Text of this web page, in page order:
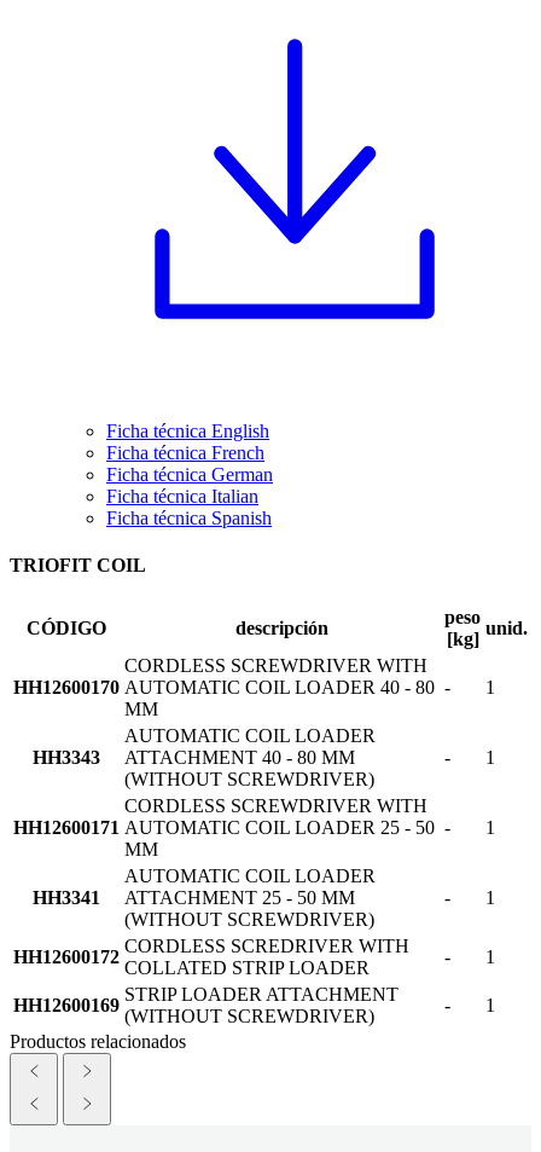
Ficha técnica English
Ficha técnica French
Ficha técnica German
Ficha técnica Italian
Ficha técnica Spanish
TRIOFIT COIL
CÓDIGO descripción
peso
[kg]
unid.
HH12600170
CORDLESS SCREWDRIVER WITH
AUTOMATIC COIL LOADER 40 - 80
MM
- 1
HH3343
AUTOMATIC COIL LOADER
ATTACHMENT 40 - 80 MM
(WITHOUT SCREWDRIVER)
- 1
HH12600171
CORDLESS SCREWDRIVER WITH
AUTOMATIC COIL LOADER 25 - 50
MM
- 1
HH3341
AUTOMATIC COIL LOADER
ATTACHMENT 25 - 50 MM
(WITHOUT SCREWDRIVER)
- 1
HH12600172
CORDLESS SCREDRIVER WITH
COLLATED STRIP LOADER
- 1
HH12600169
STRIP LOADER ATTACHMENT
(WITHOUT SCREWDRIVER)
-
1
Productos relacionados